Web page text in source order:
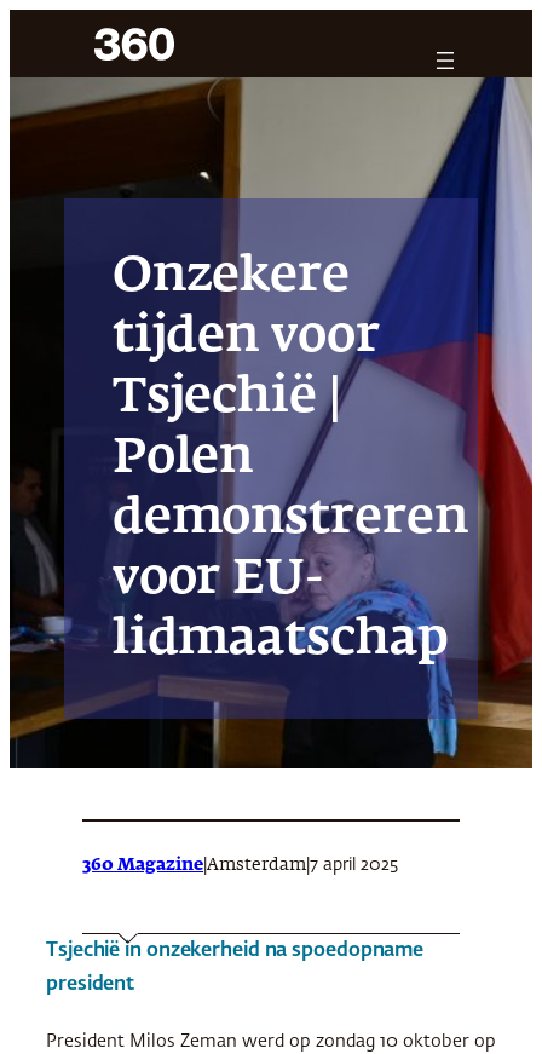
inhoud
Onzekere
tijden voor
Tsjechië |
Polen
demonstreren
voor EU-
lidmaatschap
360 Magazine Amsterdam 7 april 2025
Tsjechië in onzekerheid na spoedopname
president
President Milos Zeman werd op zondag 10 oktober op